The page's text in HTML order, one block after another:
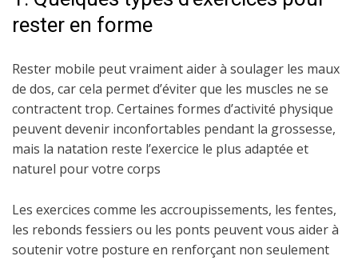
rester en forme
Rester mobile peut vraiment aider à soulager les maux
de dos, car cela permet d’éviter que les muscles ne se
contractent trop. Certaines formes d’activité physique
peuvent devenir inconfortables pendant la grossesse,
mais la natation reste l’exercice le plus adaptée et
naturel pour votre corps
Les exercices comme les accroupissements, les fentes,
les rebonds fessiers ou les ponts peuvent vous aider à
soutenir votre posture en renforçant non seulement